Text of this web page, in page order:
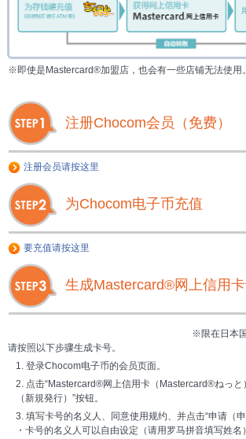
※即使是Mastercard®加盟店，也会有一些店铺无法使用。
注册Chocom会员（免费）
注册会员请按这里
为Chocom电子币充值
要充值请按这里
生成Mastercard®网上信用
※限在日本
请按照以下步骤生成卡号。
1. 登录Chocom电子币的会员页面。
2. 点击“Mastercard®网上信用卡（Mastercard®ねっと
（新規発行）”按钮。
3. 填写卡号的名义人、同意使用规约、并点击“申请（申
・卡号的名义人可以自由设定（请用罗马拼音填写姓名